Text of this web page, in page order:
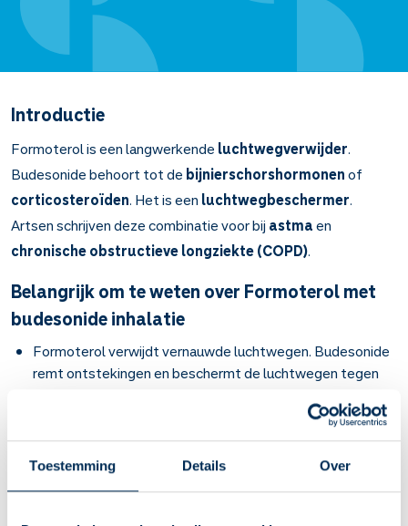
Toestemming Details Over
Introductie
Formoterol is een langwerkende luchtwegverwijder.
Budesonide behoort tot de bijnierschorshormonenof
corticosteroïden. Het is een luchtwegbeschermer.
Artsen schrijven deze combinatie voor bij astmaen
chronische obstructieve longziekte (COPD).
Belangrijk om te weten over Formoterol met
budesonide inhalatie
Formoterol verwijdt vernauwde luchtwegen. Budesonide
remt ontstekingen en beschermt de luchtwegen tegen
vermindert benauwdheid en voorkomt nieuwe aanvallen
van benauwdheid.
Bij de longziekten astma en COPD (chronische